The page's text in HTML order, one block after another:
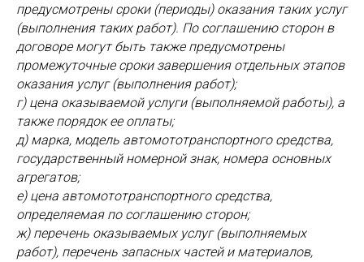
предусмотрены сроки (периоды) оказания таких услуг
(выполнения таких работ). По соглашению сторон в
договоре могут быть также предусмотрены
промежуточные сроки завершения отдельных этапов
оказания услуг (выполнения работ);
г) цена оказываемой услуги (выполняемой работы), а
также порядок ее оплаты;
д) марка, модель автомототранспортного средства,
государственный номерной знак, номера основных
агрегатов;
е) цена автомототранспортного средства,
определяемая по соглашению сторон;
ж) перечень оказываемых услуг (выполняемых
работ), перечень запасных частей и материалов,